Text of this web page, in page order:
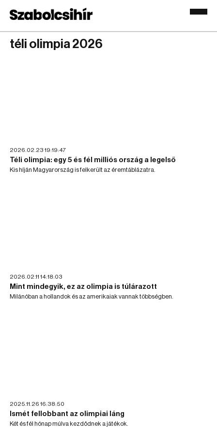
téli olimpia 2026
2026.02.23 19:19:47
Téli olimpia: egy 5 és fél milliós ország a legelső
Kis híján Magyarország is felkerült az éremtáblázatra.
2026.02.11 14:18:03
Mint mindegyik, ez az olimpia is túlárazott
Milánóban a hollandok és az amerikaiak vannak többségben.
2025.11.26 16:38:50
Ismét fellobbant az olimpiai láng
Két és fél hónap múlva kezdődnek a játékok.